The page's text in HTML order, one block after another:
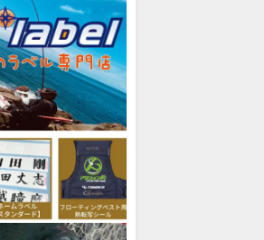
第9回ハーゲンダッツ杯 in串
木野！
2024年9月20日